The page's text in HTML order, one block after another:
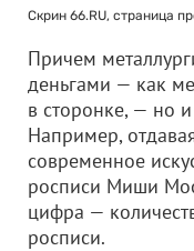
Скрин 66.RU, страница
Причем
деньгами — как
в сторонке, — но
Например,
современное
росписи Миши
цифра —
росписи.